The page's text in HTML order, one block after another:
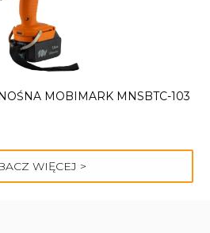
MOBIMARK MNSBTC-103
WIĘCEJ >